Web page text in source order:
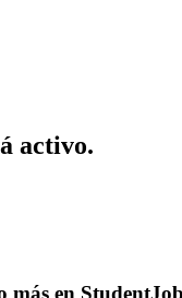
activo.
más en